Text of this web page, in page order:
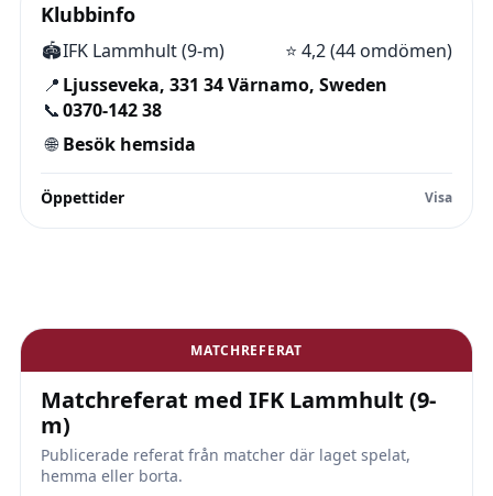
Klubbinfo
🏟️IFK Lammhult (9-m) ⭐ 4,2 (44 omdömen)
📍 Ljusseveka, 331 34 Värnamo, Sweden
📞0370-142 38
🌐 Besök hemsida
Öppettider
MATCHREFERAT
Matchreferat med IFK Lammhult (9-
m)
Publicerade referat från matcher där laget spelat,
hemma eller borta.